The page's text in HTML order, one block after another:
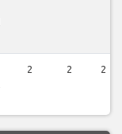
2 2 2